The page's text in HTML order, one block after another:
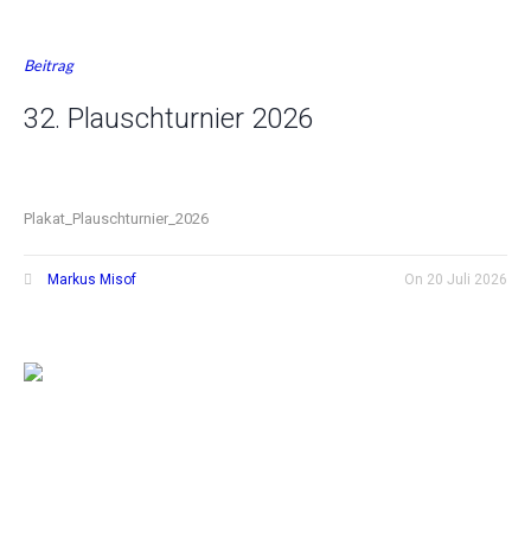
Beitrag
32. Plauschturnier 2026
Plakat_Plauschturnier_2026
On 20 Juli 2026
Markus Misof